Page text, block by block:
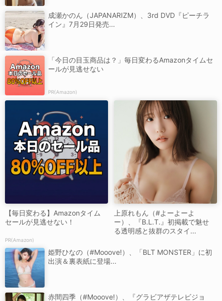
成瀬かのん（JAPANARIZM）、3rd DVD『ピーチラ
イン』7月29日発売...
「今日の目玉商品は？」毎日変わるAmazonタイムセ
ールが見逃せない
PR(Amazon)
【毎日変わる】Amazonタイム
セールが見逃せない！
PR(Amazon)
上原れもん（#よーよーよ
ー）、『B.L.T.』初掲載で魅せ
る透明感と抜群のスタイ...
姫野ひなの（#Mooove!）、「BLT MONSTER」に初
出演＆裏表紙に登場...
赤間四季（#Mooove!）、『グラビアザテレビジョ